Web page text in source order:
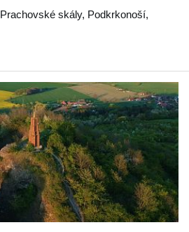
Prachovské skály, Podkrkonoší,